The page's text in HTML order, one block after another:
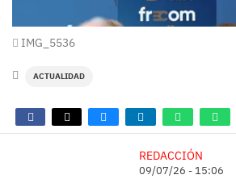
IMG_5536
ACTUALIDAD
REDACCIÓN
09/07/26 - 15:06